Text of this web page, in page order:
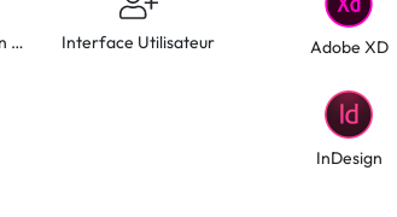
Design d'application mobile Interface Utilisateur Adobe XD
InDesign